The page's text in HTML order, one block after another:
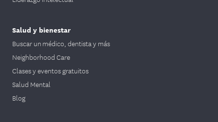
Salud y bienestar
Buscar un médico, dentista y más
Neighborhood Care
Clases y eventos gratuitos
Salud Mental
Blog